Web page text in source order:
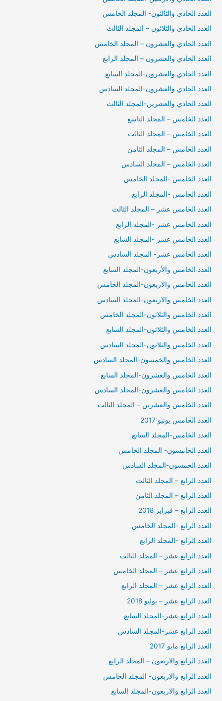
العدد الحادي والثالثون- المجلد الخامس
العدد الحادي والثلاثون – المجلد الثالث
العدد الحادي والعشرون – المجلد الخامس
العدد الحادي والعشرون – المجلد الرابع
العدد الحادي والعشرون-المجلد السابع
العدد الحادي والعشرون-المجلد السادس
العدد الحادي والعشرين-المجلد الثالث
العدد الخامس – المجلد التاسغ
العدد الخامس – المجلد الثالث
العدد الخامس – المجلد الثامن
العدد الخامس – المجلد السادس
العدد الخامس -المجلد الخامس
العدد الخامس -المجلد الرابع
العدد الخامس عشر – المجلد الثالث
العدد الخامس عشر -المجلد الرابع
العدد الخامس عشر -المجلد السابع
العدد الخامس عشر- المجلد السادس
العدد الخامس والأربعون-المجلد السابع
العدد الخامس والاربعون-المجلد الخامس
العدد الخامس والاربعون-المجلد السادس
العدد الخامس والثلاثون-المجلد الخامس
العدد الخامس والثلاثون-المجلد السابع
العدد الخامس والثلاثون-المجلد السادس
العدد الخامس والخمسون-المجلد السادس
العدد الخامس والعشرون-المجلد السابع
العدد الخامس والعشرون-المجلد السادس
العدد الخامس والعشرين – المجلد الثالث
العدد الخامس يونيو 2017
العدد الخامس-المجلد السابع
العدد الخامسون- المجلد الخامس
العدد الخمسون-المجلد السادس
العدد الرابع – المجلد الثالث
العدد الرابع – المجلد الثامن
العدد الرابع – فبراير 2018
العدد الرابع -المجلد الخامس
العدد الرابع -المجلد الرابع
العدد الرابع عشر – المجلد الثالث
العدد الرابع عشر – المجلد الخامس
العدد الرابع عشر – المجلد الرابع
العدد الرابع عشر – يوليو 2018
العدد الرابع عشر-المجلد السابع
العدد الرابع عشر-المجلد السادس
العدد الرابع مايو 2017
العدد الرابع والاربعون – المجلد الرابع
العدد الرابع والاربعون- المجلد الخامس
العدد الرابع والاربعون-المجلد السابع